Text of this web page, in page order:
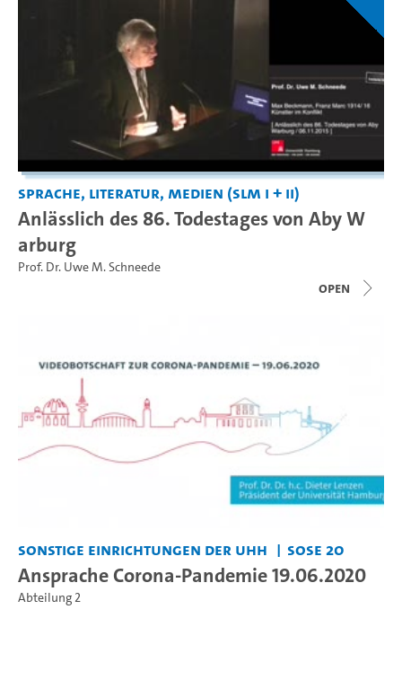
Sprache, Literatur, Medien (SLM I + II)
Anlässlich des 86. Todestages von Aby W
arburg
Prof. Dr. Uwe M. Schneede
open
Sonstige Einrichtungen der UHH SoSe 20
Ansprache Corona-Pandemie 19.06.2020
Abteilung 2